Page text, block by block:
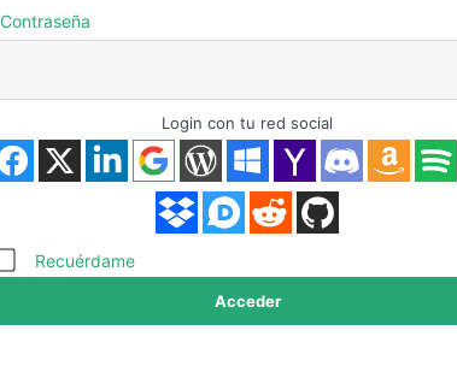
Acceder
Contraseña
Login con tu red social
Recuérdame